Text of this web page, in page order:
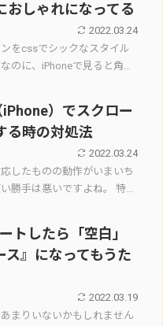
おしゃれになってる
2022.03.24
をcssでシックなスタイル
のに、iPhoneで見ると角丸
iPhone）でスクロー
る時の対処法
2022.03.24
したものの動作がいまいち
勝手は悪いですよね。 特に
トしたら「空白」
ス』になってもうた
2022.03.19
まりいないかもしれません